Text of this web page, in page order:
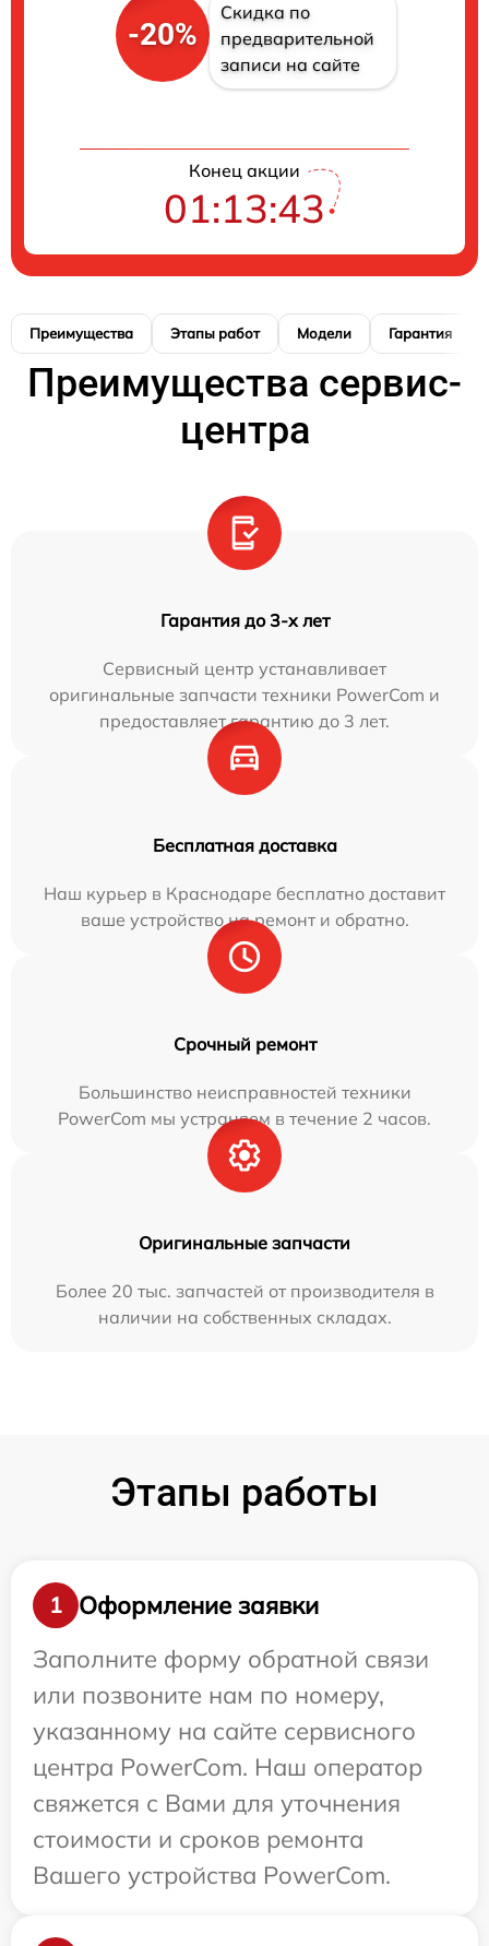
-20%
Скидка по
предварительной
записи на сайте
Конец акции
01:13:42
Преимущества Этапы работ Модели Гарантия
Преимущества сервис-
центра
Гарантия до 3-х лет
Сервисный центр устанавливает
оригинальные запчасти техники PowerCom и
предоставляет гарантию до 3 лет.
Бесплатная доставка
Наш курьер в Краснодаре бесплатно доставит
ваше устройство на ремонт и обратно.
Срочный ремонт
Большинство неисправностей техники
PowerCom мы устраняем в течение 2 часов.
Оригинальные запчасти
Более 20 тыс. запчастей от производителя в
наличии на собственных складах.
Этапы работы
1
Оформление заявки
Заполните форму обратной связи
или позвоните нам по номеру,
указанному на сайте сервисного
центра PowerCom. Наш оператор
свяжется с Вами для уточнения
стоимости и сроков ремонта
Вашего устройства PowerCom.